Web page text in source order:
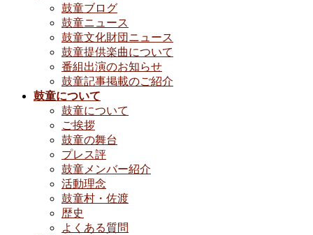
鼓童ブログ
鼓童ニュース
鼓童文化財団ニュース
鼓童提供楽曲について
番組出演のお知らせ
鼓童記事掲載のご紹介
鼓童について
鼓童について
ご挨拶
鼓童の舞台
プレス評
鼓童メンバー紹介
活動理念
鼓童村・佐渡
歴史
よくある質問